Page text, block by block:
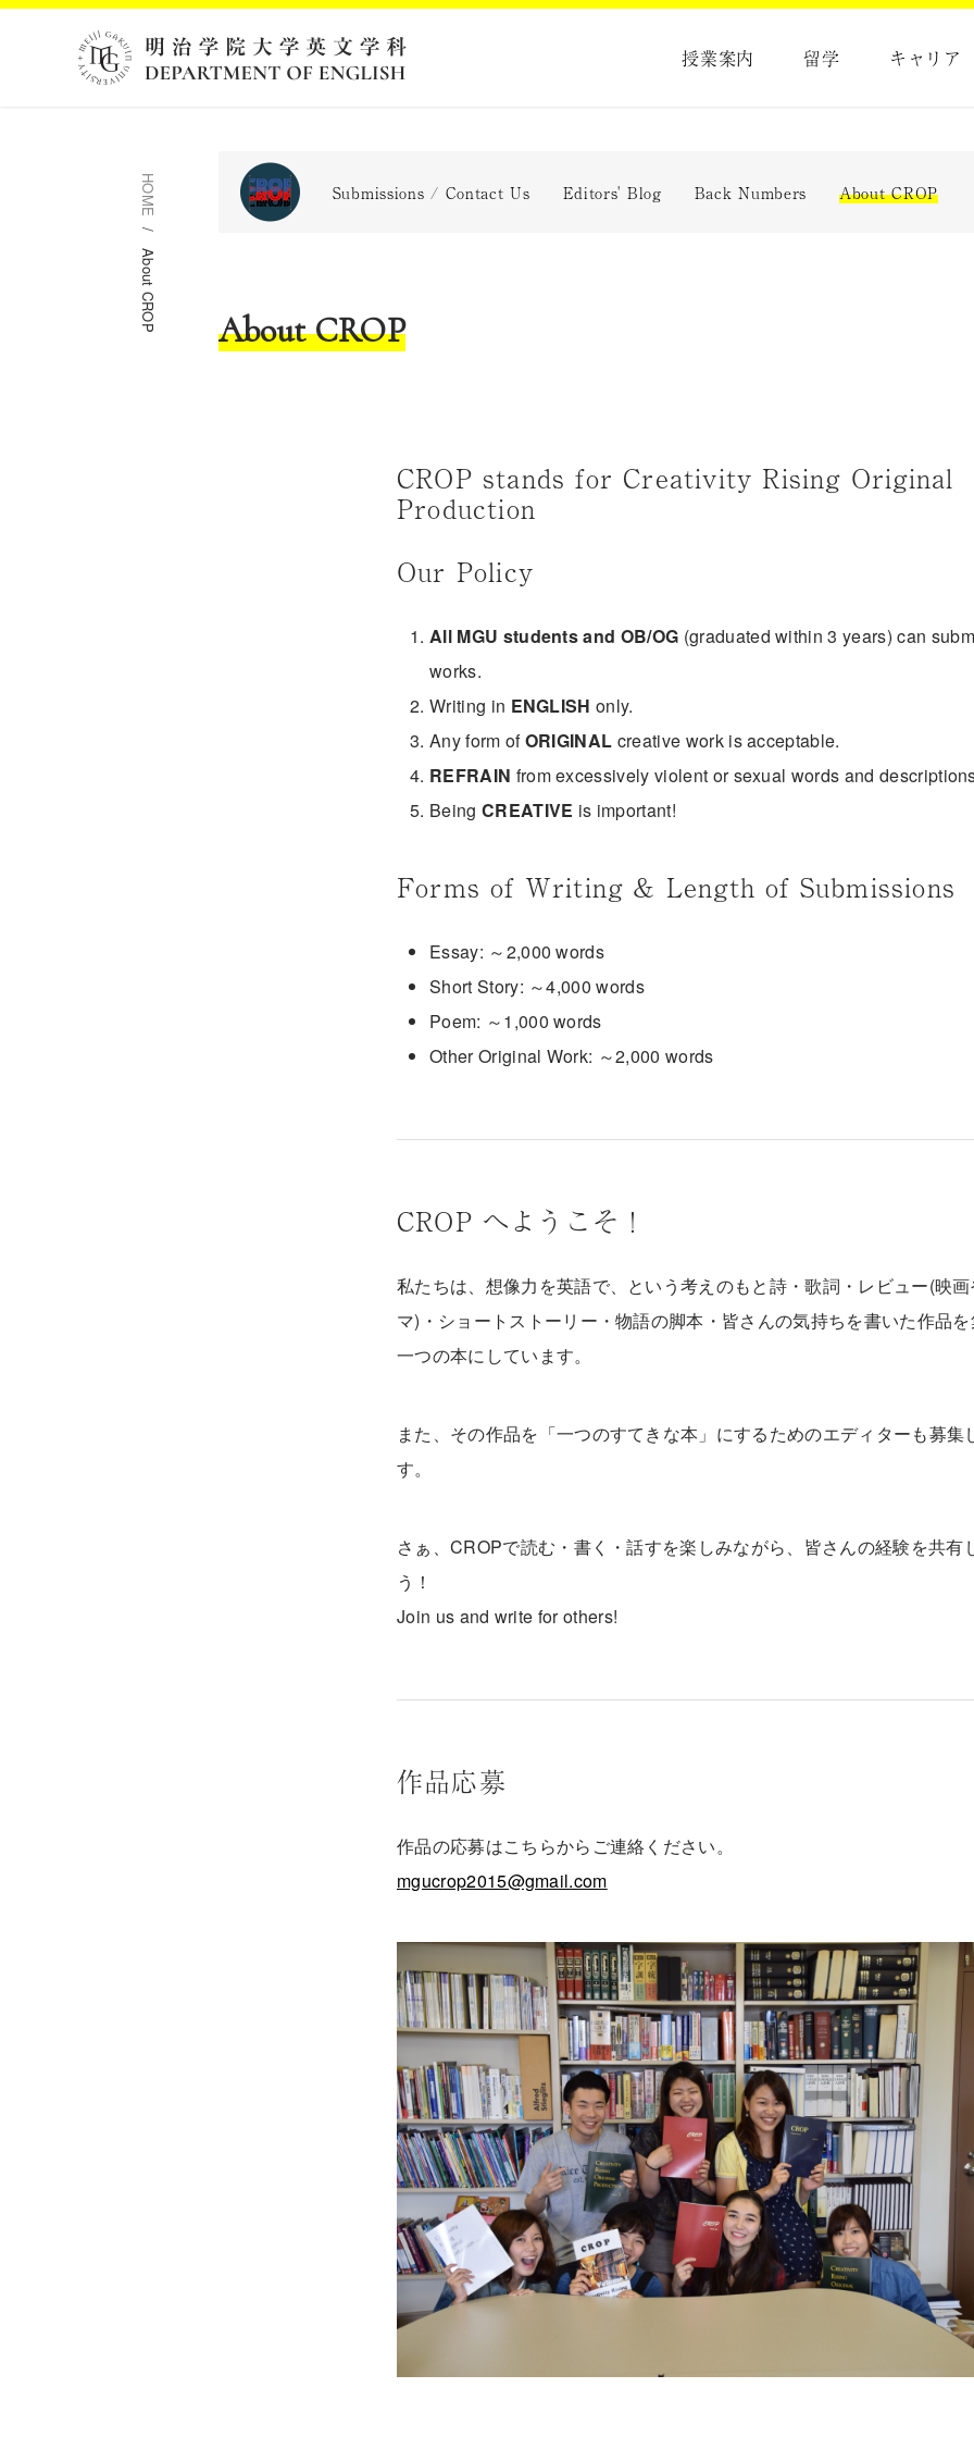
授業案内 留学 キャリア
HOME
About CROP
Submissions / Contact Us Editors' Blog Back Numbers About CROP
About CROP
CROP stands for Creativity Rising Original
Production
Our Policy
All MGU students and OB/OG (graduated within 3 years) can
works.
Writing in ENGLISH only.
Any form ofORIGINAL creative work is acceptable.
REFRAIN from excessively violent or sexual words and
Being CREATIVE is important!
Forms of Writing & Length of Submissions
Essay: ～2,000 words
Short Story: ～4,000 words
Poem: ～1,000 words
Other Original Work: ～2,000 words
CROP へようこそ！
私たちは、想像力を英語で、という考えのもと詩・歌詞・レビュー(映
マ)・ショートストーリー・物語の脚本・皆さんの気持ちを書いた作品
一つの本にしています。
また、その作品を「一つのすてきな本」にするためのエディターも募集
す。
さぁ、CROPで読む・書く・話すを楽しみながら、皆さんの経験を共有
う！
Join us and write for others!
作品応募
作品の応募はこちらからご連絡ください。
mgucrop2015@gmail.com